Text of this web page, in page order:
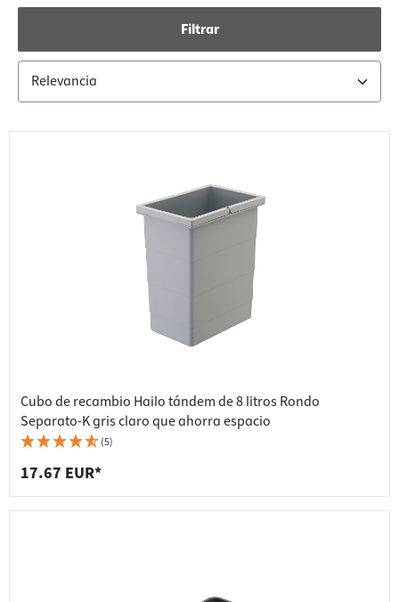
Filtrar
Cubo de recambio Hailo tándem de 8 litros Rondo
Separato-K gris claro que ahorra espacio
(5)
17.67 EUR*